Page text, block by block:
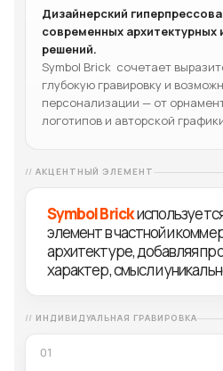
Дизайнерский
современных архитектурных
решений.
Symbol Brick сочетает
глубокую гравировку и
персонализации — от
логотипов и авторской
АКЦЕНТНЫЙ ЭЛЕМЕНТ
Symbol Brick
элемент в частной и
архитектуре, добавляя
характер, смысл и
ИНДИВИДУАЛЬНАЯ ГРАВИРОВКА
01